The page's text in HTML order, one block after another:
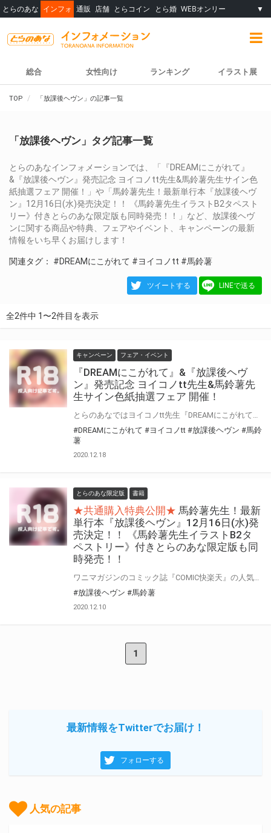
とらのあな インフォ 通販 店舗 とらコイン とら婚 WEBオンリー ▼
総合 女性向け ランキング イラスト展
TOP 「放課後ヘヴン」の記事一覧
「放課後ヘヴン」タグ記事一覧
とらのあなインフォメーションでは、「『DREAMにこがれて』
&『放課後ヘヴン』発売記念 ヨイコノtt先生&馬鈴薯先生サイン色
紙抽選フェア 開催！」や「馬鈴薯先生！最新単行本『放課後ヘヴ
ン』12月16日(水)発売決定！！ 《馬鈴薯先生イラストB2タペスト
リー》付きとらのあな限定版も同時発売！！」など、放課後ヘヴ
ンに関する商品や特典、フェアやイベント、キャンペーンの最新
情報をいち早くお届けします！
関連タグ： #DREAMにこがれて #ヨイコノtt #馬鈴薯
ツイートする LINEで送る
全2件中 1〜2件目を表示
キャンペーン フェア・イベント
『DREAMにこがれて』&『放課後ヘヴ
ン』発売記念 ヨイコノtt先生&馬鈴薯先
生サイン色紙抽選フェア 開催！
#DREAMにこがれて #ヨイコノtt #放課後ヘヴン #馬鈴
薯
2020.12.18
とらのあな限定版 書籍
★共通購入特典公開★ 馬鈴薯先生！最新
単行本『放課後ヘヴン』12月16日(水)発
売決定！！ 《馬鈴薯先生イラストB2タ
ペストリー》付きとらのあな限定版も同
時発売！！
#放課後ヘヴン #馬鈴薯
2020.12.10
1
最新情報をTwitterでお届け！
フォローする
人気の記事